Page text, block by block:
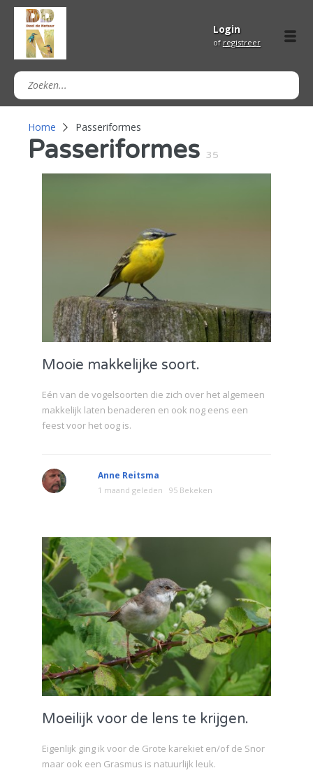
Login
of registreer
Home Passeriformes
Passeriformes 35
Mooie makkelijke soort.
Eén van de vogelsoorten die zich over het algemeen
makkelijk laten benaderen en ook nog eens een
feest voor het oog is.
Anne Reitsma
1 maand geleden 95 Bekeken
Moeilijk voor de lens te krijgen.
Eigenlijk ging ik voor de Grote karekiet en/of de Snor
maar ook een Grasmus is natuurlijk leuk.